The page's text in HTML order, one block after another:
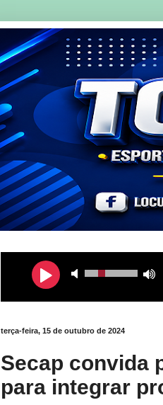
terça-feira, 15 de outubro de 2024
Secap convida
para integrar